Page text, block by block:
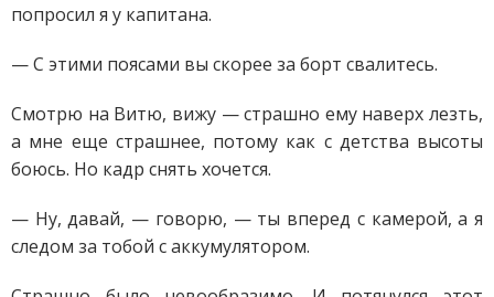
попросил я у капитана.
— С этими поясами вы скорее за борт свалитесь.
Смотрю на Витю, вижу — страшно ему наверх лезть,
а мне еще страшнее, потому как с детства высоты
боюсь. Но кадр снять хочется.
— Ну, давай, — говорю, — ты вперед с камерой, а я
следом за тобой с аккумулятором.